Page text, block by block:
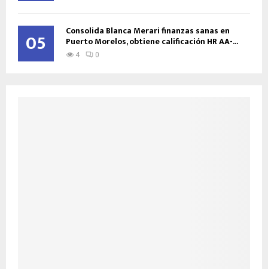
05 Consolida Blanca Merari finanzas sanas en
Puerto Morelos, obtiene calificación HR AA-...
4 0